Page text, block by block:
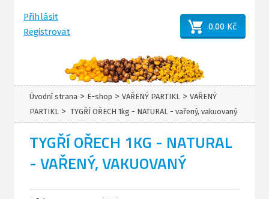
Přihlásit
Registrovat
0,00 Kč
Úvodní strana > E-shop > VAŘENÝ PARTIKL > VAŘENÝ
PARTIKL > TYGŘÍ OŘECH 1kg - NATURAL - vařený, vakuovaný
TYGŘÍ OŘECH 1KG - NATURAL
- VAŘENÝ, VAKUOVANÝ